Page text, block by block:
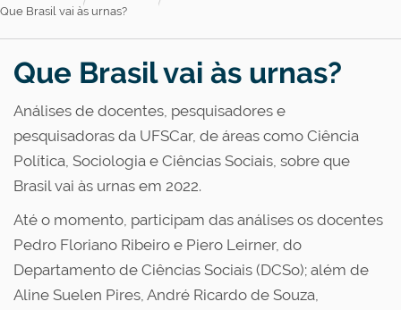
g
a
Que Brasil vai às urnas?
Que Brasil vai às urnas?
Análises de docentes, pesquisadores e
pesquisadoras da UFSCar, de áreas como Ciência
Política, Sociologia e Ciências Sociais, sobre que
Brasil vai às urnas em 2022.
Até o momento, participam das análises os docentes
Pedro Floriano Ribeiro e Piero Leirner, do
Departamento de Ciências Sociais (DCSo); além de
Aline Suelen Pires, André Ricardo de Souza,